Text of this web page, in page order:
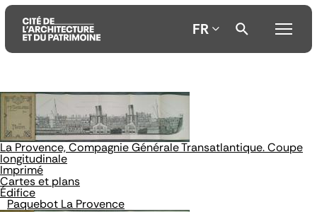
Aller
au
contenu
principal
Aller
au
menu
principal
Aller
à
la
recherche
FR
La Provence, Compagnie Générale Transatlantique. Coupe
longitudinale
Imprimé
Cartes et plans
Édifice
Paquebot La Provence